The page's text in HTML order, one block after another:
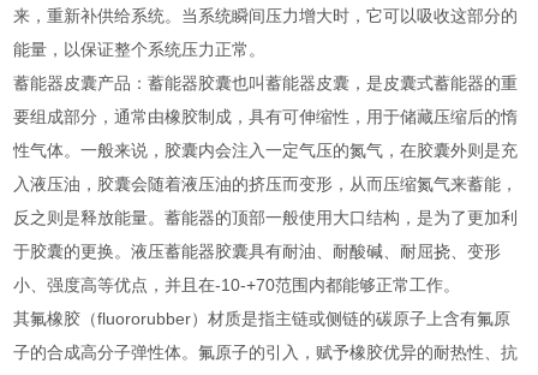
来，重新补供给系统。当系统瞬间压力增大时，它可以吸收这部分的
能量，以保证整个系统压力正常。
蓄能器皮囊产品：蓄能器胶囊也叫蓄能器皮囊，是皮囊式蓄能器的重
要组成部分，通常由橡胶制成，具有可伸缩性，用于储藏压缩后的惰
性气体。一般来说，胶囊内会注入一定气压的氮气，在胶囊外则是充
入液压油，胶囊会随着液压油的挤压而变形，从而压缩氮气来蓄能，
反之则是释放能量。蓄能器的顶部一般使用大口结构，是为了更加利
于胶囊的更换。液压蓄能器胶囊具有耐油、耐酸碱、耐屈挠、变形
小、强度高等优点，并且在-10-+70范围内都能够正常工作。
其氟橡胶（fluororubber）材质是指主链或侧链的碳原子上含有氟原
子的合成高分子弹性体。氟原子的引入，赋予橡胶优异的耐热性、抗